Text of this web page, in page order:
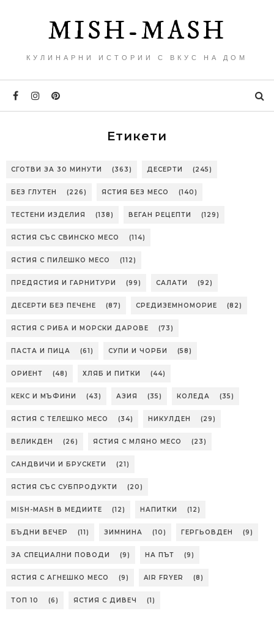
MISH-MASH
КУЛИНАРНИ ИСТОРИИ С ВКУС НА ДОМ
Етикети
СГОТВИ ЗА 30 МИНУТИ (363) ДЕСЕРТИ (245)
БЕЗ ГЛУТЕН (226) ЯСТИЯ БЕЗ МЕСО (140)
ТЕСТЕНИ ИЗДЕЛИЯ (138) ВЕГАН РЕЦЕПТИ (129)
ЯСТИЯ СЪС СВИНСКО МЕСО (114)
ЯСТИЯ С ПИЛЕШКО МЕСО (112)
ПРЕДЯСТИЯ И ГАРНИТУРИ (99) САЛАТИ (92)
ДЕСЕРТИ БЕЗ ПЕЧЕНЕ (87) СРЕДИЗЕМНОМОРИЕ (82)
ЯСТИЯ С РИБА И МОРСКИ ДАРОВЕ (73)
ПАСТА И ПИЦА (61) СУПИ И ЧОРБИ (58)
ОРИЕНТ (48) ХЛЯБ И ПИТКИ (44)
КЕКС И МЪФИНИ (43) АЗИЯ (35) КОЛЕДА (35)
ЯСТИЯ С ТЕЛЕШКО МЕСО (34) НИКУЛДЕН (29)
ВЕЛИКДЕН (26) ЯСТИЯ С МЛЯНО МЕСО (23)
САНДВИЧИ И БРУСКЕТИ (21)
ЯСТИЯ СЪС СУБПРОДУКТИ (20)
MISH-MASH В МЕДИИТЕ (12) НАПИТКИ (12)
БЪДНИ ВЕЧЕР (11) ЗИМНИНА (10) ГЕРГЬОВДЕН (9)
ЗА СПЕЦИАЛНИ ПОВОДИ (9) НА ПЪТ (9)
ЯСТИЯ С АГНЕШКО МЕСО (9) AIR FRYER (8)
ТОП 10 (6) ЯСТИЯ С ДИВЕЧ (1)